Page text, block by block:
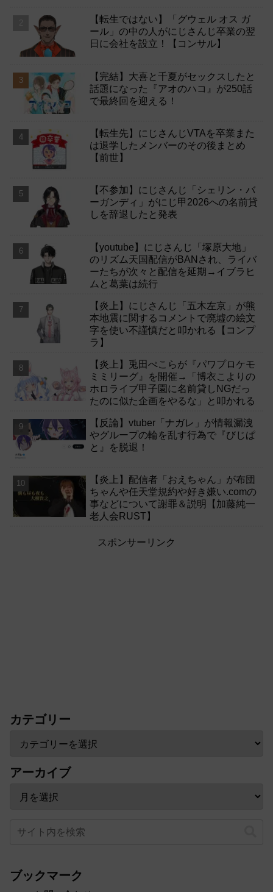
【転生ではない】「グウェル オス ガ
ール」の中の人がにじさんじ卒業の翌
日に会社を設立！【コンサル】
【完結】大喜と千夏がセックスしたと
話題になった『アオのハコ』が250話
で最終回を迎える！
【転生先】にじさんじVTAを卒業また
は退学したメンバーのその後まとめ
【前世】
【不参加】にじさんじ「シェリン・バ
ーガンディ」がにじ甲2026への名前貸
しを辞退したと発表
【youtube】にじさんじ「塚原大地」
のリズム天国配信がBANされ、ライバ
ーたちが次々と配信を延期→イブラヒ
ムと葛葉は続行
【炎上】にじさんじ「五木左京」が熊
本地震に関するコメントで廃墟の絵文
字を使い不謹慎だと叩かれる【コンプ
ラ】
【炎上】兎田ぺこらが『パワプロケモ
ミミリーグ』を開催→「博衣こよりの
ホロライブ甲子園に名前貸しNGだっ
たのに似た企画をやるな」と叩かれる
【反論】vtuber「ナガレ」が情報漏洩
やグループの輪を乱す行為で『びじぱ
と』を脱退！
【炎上】配信者「おえちゃん」が布団
ちゃんや任天堂規約や好き嫌い.comの
事などについて謝罪＆説明【加藤純一
老人会RUST】
スポンサーリンク
カテゴリー
アーカイブ
ブックマーク